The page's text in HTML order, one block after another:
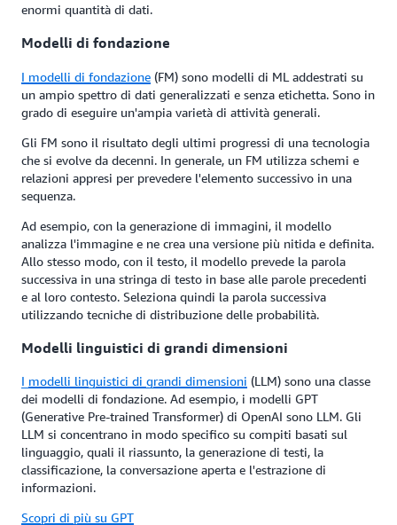
enormi quantità di dati.
Modelli di fondazione
I modelli di fondazione (FM) sono modelli di ML addestrati su
un ampio spettro di dati generalizzati e senza etichetta. Sono in
grado di eseguire un'ampia varietà di attività generali.
Gli FM sono il risultato degli ultimi progressi di una tecnologia
che si evolve da decenni. In generale, un FM utilizza schemi e
relazioni appresi per prevedere l'elemento successivo in una
sequenza.
Ad esempio, con la generazione di immagini, il modello
analizza l'immagine e ne crea una versione più nitida e definita.
Allo stesso modo, con il testo, il modello prevede la parola
successiva in una stringa di testo in base alle parole precedenti
e al loro contesto. Seleziona quindi la parola successiva
utilizzando tecniche di distribuzione delle probabilità.
Modelli linguistici di grandi dimensioni
I modelli linguistici di grandi dimensioni (LLM) sono una classe
dei modelli di fondazione. Ad esempio, i modelli GPT
(Generative Pre-trained Transformer) di OpenAI sono LLM. Gli
LLM si concentrano in modo specifico su compiti basati sul
linguaggio, quali il riassunto, la generazione di testi, la
classificazione, la conversazione aperta e l'estrazione di
informazioni.
Scopri di più su GPT